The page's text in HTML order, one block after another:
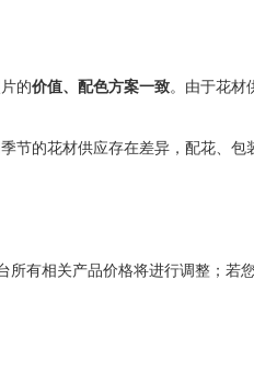
的价值、配色方案一致。由于花材
节的花材供应存在差异，配花、
有相关产品价格将进行调整；若